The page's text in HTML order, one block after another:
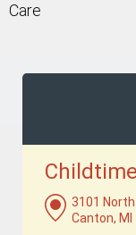
Care
3101 North
Canton, MI